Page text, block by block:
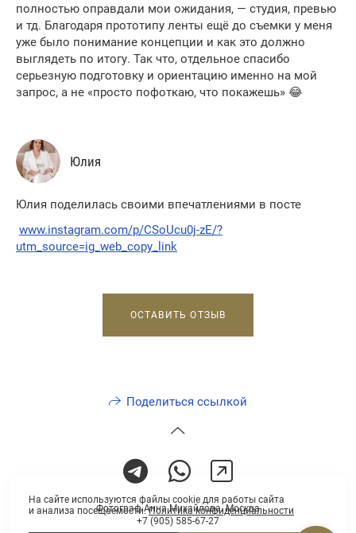
полностью оправдали мои ожидания, — студия, превью
и тд. Благодаря прототипу ленты ещё до съемки у меня
уже было понимание концепции и как это должно
выглядеть по итогу. Так что, отдельное спасибо
серьезную подготовку и ориентацию именно на мой
запрос, а не «просто пофоткаю, что покажешь» 😂
Юлия
Юлия поделилась своими впечатлениями в посте
www.instagram.com/p/CSoUcu0j-zE/?
utm_source=ig_web_copy_link
ОСТАВИТЬ ОТЗЫВ
Поделиться ссылкой
Фотограф Анна Михайлова. Москва
+7 (905) 585-67-27
На сайте используются файлы cookie для работы сайта
и анализа посещаемости.Политика конфиденциальности